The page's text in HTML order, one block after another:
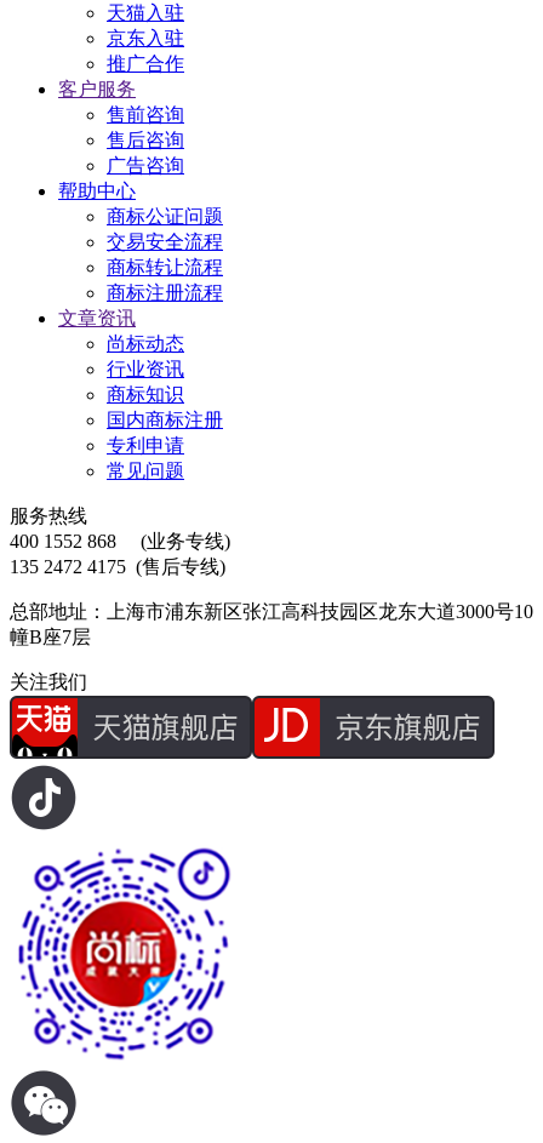
天猫入驻
京东入驻
推广合作
客户服务
售前咨询
售后咨询
广告咨询
帮助中心
商标公证问题
交易安全流程
商标转让流程
商标注册流程
文章资讯
尚标动态
行业资讯
商标知识
国内商标注册
专利申请
常见问题
服务热线
400 1552 868
(业务专线)
135 2472 4175 (售后专线)
总部地址：上海市浦东新区张江高科技园区龙东大道3000号10
幢B座7层
关注我们